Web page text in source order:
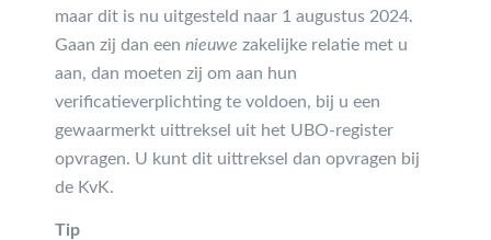
maar dit is nu uitgesteld naar 1 augustus 2024.
Gaan zij dan een nieuwe zakelijke relatie met u
aan, dan moeten zij om aan hun
verificatieverplichting te voldoen, bij u een
gewaarmerkt uittreksel uit het UBO-register
opvragen. U kunt dit uittreksel dan opvragen bij
de KvK.
Tip